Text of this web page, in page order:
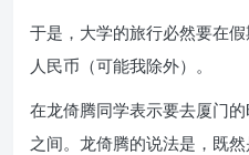
于是，大学的旅行必然要在
人民币（可能我除外）。
在龙倚腾同学表示要去厦门
之间。龙倚腾的说法是，既